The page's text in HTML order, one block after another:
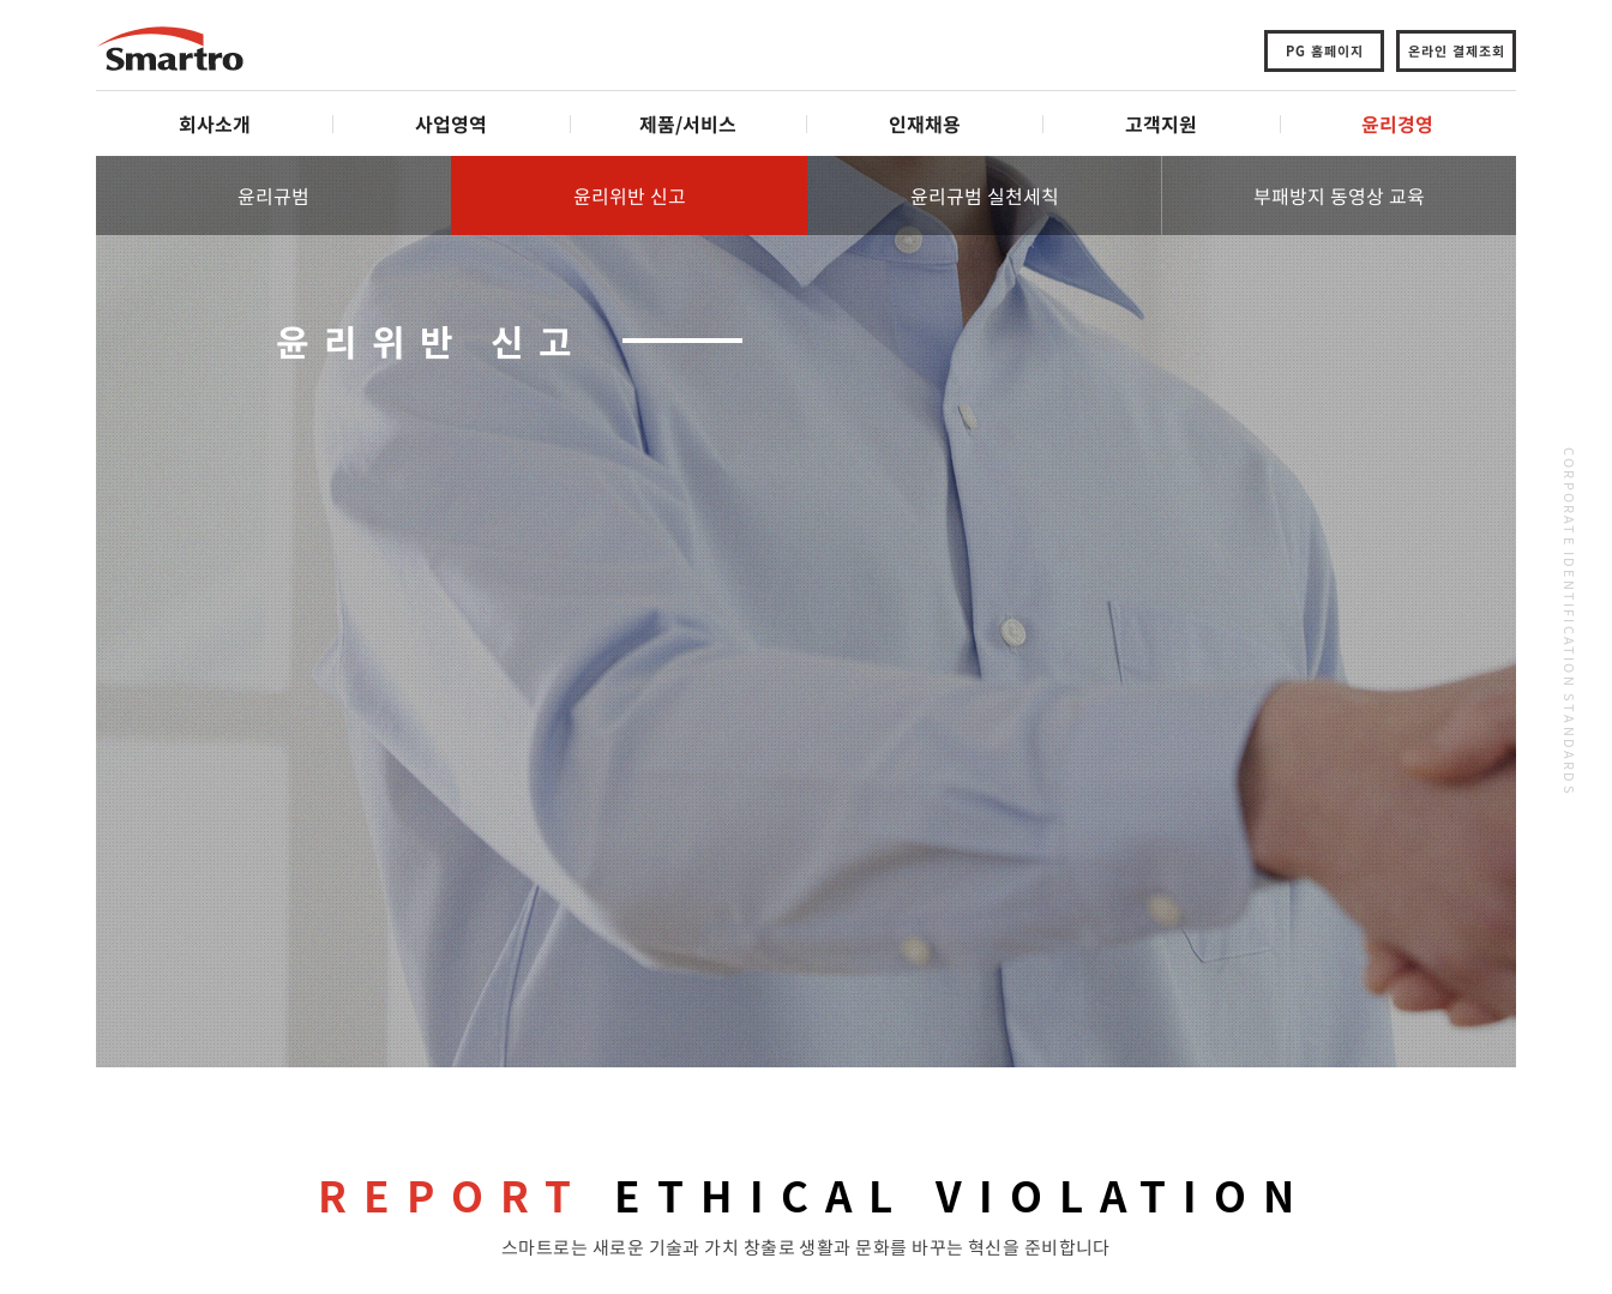
회사소개 사업영역 제품/서비스 인재채용 고객지원 윤리경영
온라인 결제조회
PG 홈페이지
윤리규범 윤리위반 신고 윤리규범 실천세칙 부패방지 동영상 교육
윤리위반 신고
REPORT ETHICAL VIOLATION
스마트로는 새로운 기술과 가치 창출로 생활과 문화를 바꾸는 혁신을 준비합니다